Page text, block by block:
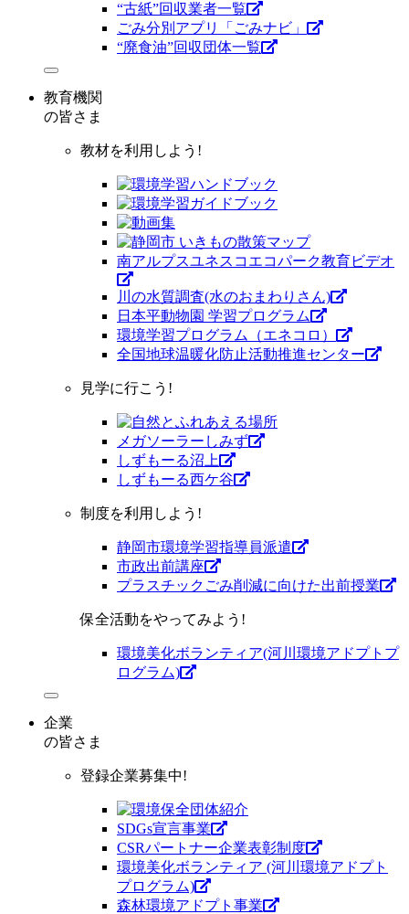
“古紙”回収業者一覧
ごみ分別アプリ「ごみナビ」
“廃食油”回収団体一覧
教育機関
の皆さま
教材を利用しよう!
南アルプスユネスコエコパーク教育ビデオ
川の水質調査(水のおまわりさん)
日本平動物園 学習プログラム
環境学習プログラム（エネコロ）
全国地球温暖化防止活動推進センター
見学に行こう!
メガソーラーしみず
しずもーる沼上
しずもーる⻄ケ谷
制度を利用しよう!
静岡市環境学習指導員派遣
市政出前講座
プラスチックごみ削減に向けた出前授業
保全活動をやってみよう!
環境美化ボランティア(河川環境アドプトプ
ログラム)
企業
の皆さま
登録企業募集中!
SDGs宣言事業
CSRパートナー企業表彰制度
環境美化ボランティア (河川環境アドプト
プログラム)
森林環境アドプト事業